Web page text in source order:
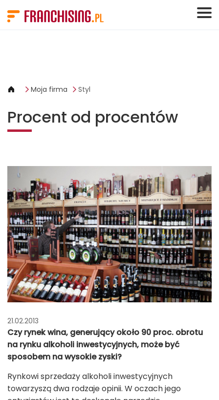
Moja firma Styl
Procent od procentów
21.02.2013
Czy rynek wina, generujący około 90 proc. obrotu
na rynku alkoholi inwestycyjnych, może być
sposobem na wysokie zyski?
Rynkowi sprzedaży alkoholi inwestycyjnych
towarzyszą dwa rodzaje opinii. W oczach jego